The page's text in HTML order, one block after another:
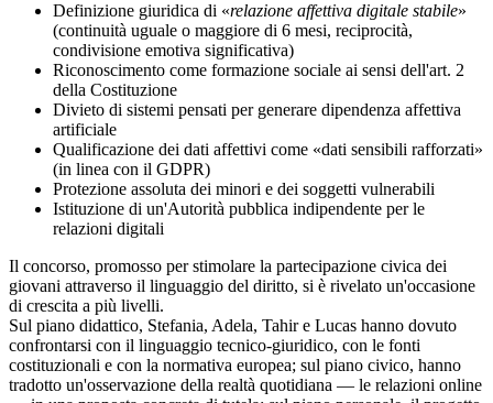
Definizione giuridica di «relazione affettiva digitale stabile»
(continuità uguale o maggiore di 6 mesi, reciprocità,
condivisione emotiva significativa)
Riconoscimento come formazione sociale ai sensi dell'art. 2
della Costituzione
Divieto di sistemi pensati per generare dipendenza affettiva
artificiale
Qualificazione dei dati affettivi come «dati sensibili rafforzati»
(in linea con il GDPR)
Protezione assoluta dei minori e dei soggetti vulnerabili
Istituzione di un'Autorità pubblica indipendente per le
relazioni digitali
Il concorso, promosso per stimolare la partecipazione civica dei
giovani attraverso il linguaggio del diritto, si è rivelato un'occasione
di crescita a più livelli.
Sul piano didattico, Stefania, Adela, Tahir e Lucas hanno dovuto
confrontarsi con il linguaggio tecnico-giuridico, con le fonti
costituzionali e con la normativa europea; sul piano civico, hanno
tradotto un'osservazione della realtà quotidiana — le relazioni online